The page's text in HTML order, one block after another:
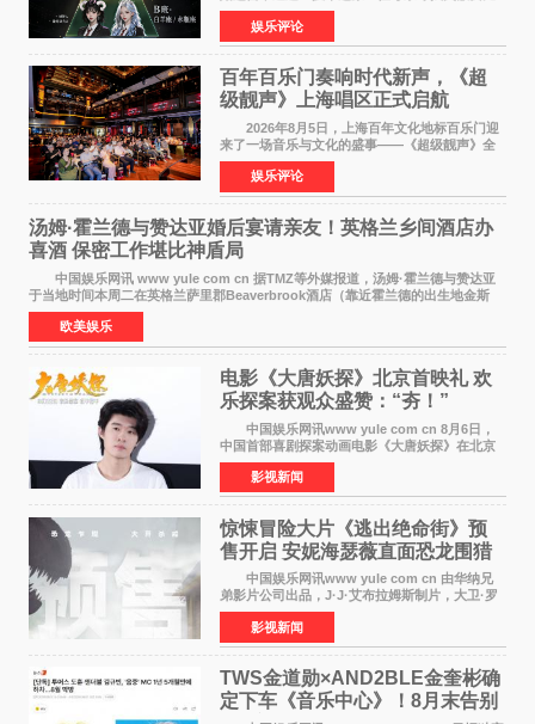
的故事，凭借强情感表达获得大量用户关注，发
布仅21小时便获得超1亿曝光、超1000万互动。
此后，账号持续沿
娱乐评论
百年百乐门奏响时代新声，《超
级靓声》上海唱区正式启航
2026年8月5日，上海百年文化地标百乐门迎
来了一场音乐与文化的盛事——《超级靓声》全
国励志音乐公益节目上海唱区新闻发布会暨启动
仪式在此隆重举行。各界领导、嘉宾与媒体朋友
齐聚一堂，共同
娱乐评论
汤姆·霍兰德与赞达亚婚后宴请亲友！英格兰乡间酒店办
喜酒 保密工作堪比神盾局
中国娱乐网讯 www yule com cn 据TMZ等外媒报道，汤姆·霍兰德与赞达亚
于当地时间本周二在英格兰萨里郡Beaverbrook酒店（靠近霍兰德的出生地金斯
顿）举办婚宴，邀请家人与朋友们喝喜酒，庆祝
欧美娱乐
电影《大唐妖探》北京首映礼 欢
乐探案获观众盛赞：“夯！”
中国娱乐网讯www yule com cn 8月6日，
中国首部喜剧探案动画电影《大唐妖探》在北京
举办电影首映礼。导演程腾、联合导演黄珉、总
制片人曹紫建、制片人李莹莹，配音导演张喆，
对白指导程寅，领
影视新闻
惊悚冒险大片《逃出绝命街》预
售开启 安妮海瑟薇直面恐龙围猎
中国娱乐网讯www yule com cn 由华纳兄
弟影片公司出品，J·J·艾布拉姆斯制片，大卫·罗
伯特·米切尔执导，好莱坞巨星安妮·海瑟薇和伊万
·麦克格雷格领衔主演的2026暑期惊悚冒险大片
《逃出绝
影视新闻
TWS金道勋×AND2BLE金奎彬确
定下车《音乐中心》！8月末告别